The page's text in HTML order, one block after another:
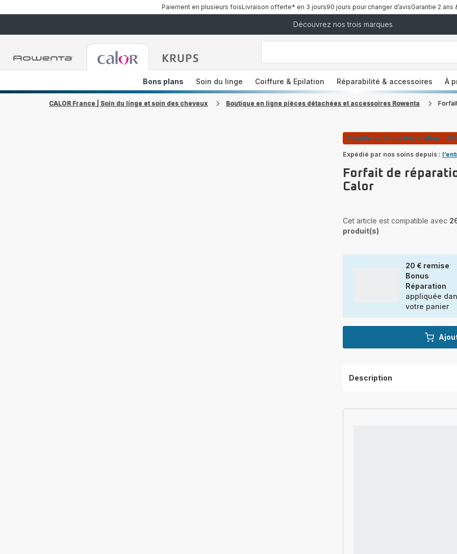
Paiement en plusieurs foisLivraison offerte* en 3 jours90 jours pour changer d’avisGarantie 2 ans
Découvrez nos trois marques
Accueil
Rowenta
Accueil
Rowenta
Accueil
["Que
recherchez-
Café
Grains","Centrales
Vapeurs","Sèche
Bons plans Soin du linge Coiffure & Epilation Réparabilité & accessoires À
CALOR France | Soin du linge et soin des cheveux Boutique en ligne pièces détachées et accessoires Rowenta
Eligible au Bonus Réparation : -
Expédié par nos soins depuis :
Forfait de
Calor
Cet article est compatible avec
produit(s)
20 € remise
Bonus
Réparation
appliquée
votre panier
Description